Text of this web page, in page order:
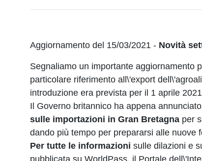
Aggiornamento del 15/03/2021 - Novità
Segnaliamo un importante aggiornamento
particolare riferimento all\'export
introduzione era prevista per il 1 aprile
Il Governo britannico ha appena
sulle importazioni in Gran Bretagna per
dando più tempo per prepararsi alle nuove
Per tutte le informazioni sulle dilazioni e
pubblicata su WorldPass, il Portale